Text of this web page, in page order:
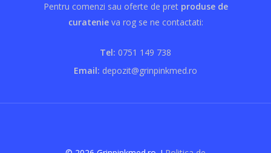
Pentru comenzi sau oferte de pret produse de
curatenieva rog se ne contactati:
Tel: 0751 149 738
Email: depozit@grinpinkmed.ro